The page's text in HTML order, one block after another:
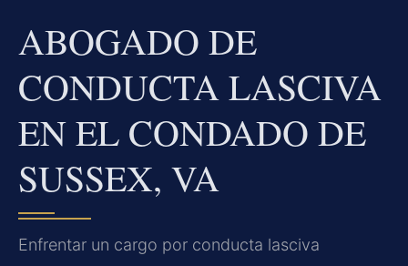
ABOGADO DE
CONDUCTA LASCIVA
EN EL CONDADO DE
SUSSEX, VA
Enfrentar un cargo por conducta lasciva